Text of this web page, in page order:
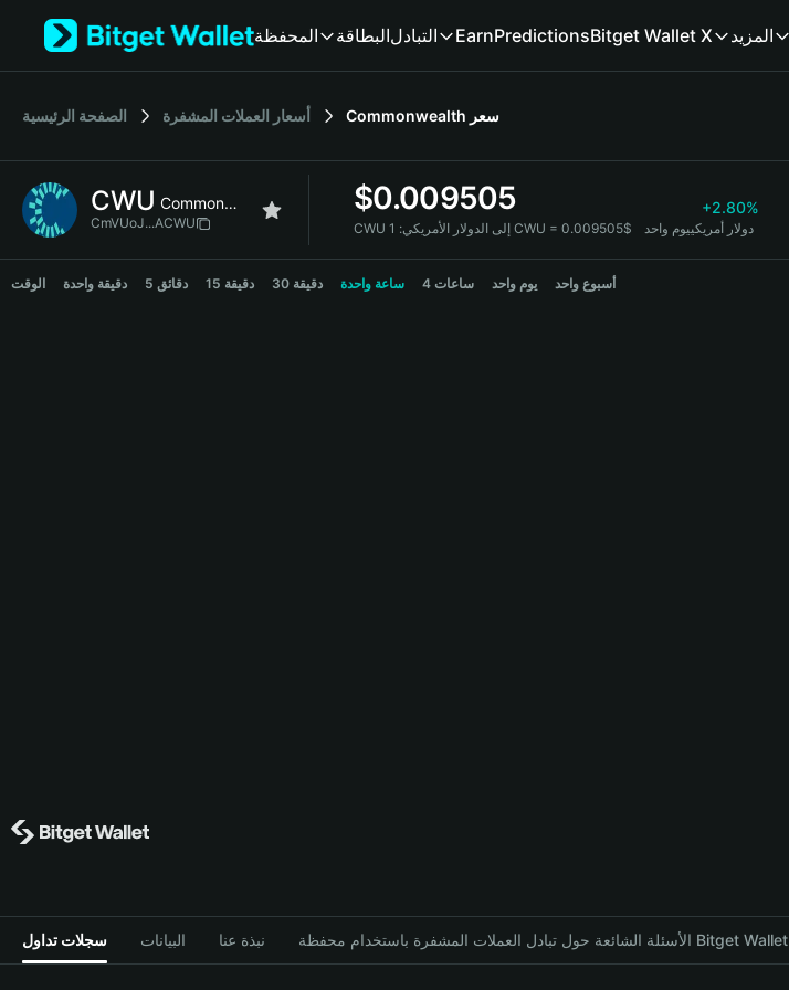
Tiếng Việt
Español (Latinoamérica)
Français
Deutsch
繁體中文
المحفظة البطاقةالتبادل EarnPredictionsBitget Wallet X المزيد
الصفحة الرئيسية أسعار العملات المشفرة Commonwealth سعر
CWU Commonwealth
CmVUoJ...ACWU
$0.009505 +2.80%
CWU إلى الدولار الأمريكي: 1 CWU = 0.009505$ دولار أمريكييوم واحد
CWU Price Chart
الوقت دقيقة واحدة 5 دقائق 15 دقيقة 30 دقيقة ساعة واحدة 4 ساعات يوم واحد أسبوع واحد
سجلات تداول البيانات نبذة عنا الأسئلة الشائعة حول تبادل العملات المشفرة باستخدام محفظة Bitget Wallet